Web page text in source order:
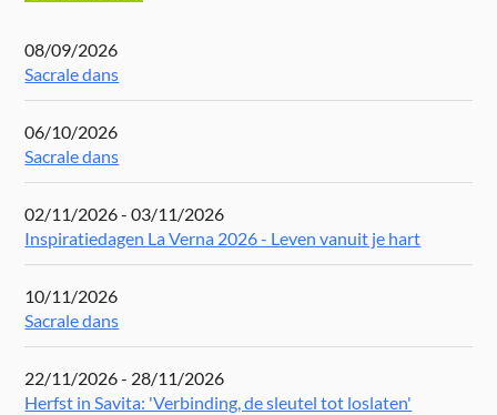
08/09/2026
Sacrale dans
06/10/2026
Sacrale dans
02/11/2026 - 03/11/2026
Inspiratiedagen La Verna 2026 - Leven vanuit je hart
10/11/2026
Sacrale dans
22/11/2026 - 28/11/2026
Herfst in Savita: 'Verbinding, de sleutel tot loslaten'